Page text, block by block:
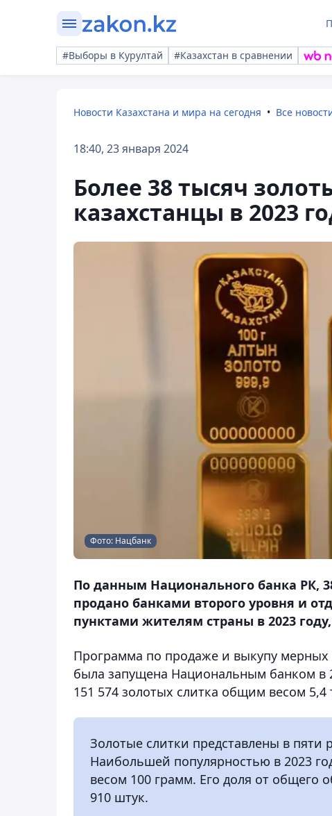
#Выборы в Курултай #Казахстан в сравнении
Новости Казахстана и мира на сегодня Все
18:40, 23 января 2024
Более 38 тысяч
казахстанцы в 2023
Фото: Нацбанк
По данным Национального банка РК,
продано банками второго уровня и
пунктами жителям страны в 2023
Программа по продаже и выкупу мерных
была запущена Национальным банком в
151 574 золотых слитка общим весом 5,4
Золотые слитки представлены в пяти
Наибольшей популярностью в 2023
весом 100 грамм. Его доля от общего
910 штук.